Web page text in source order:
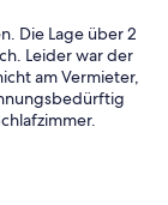
Die Lage über 2
Leider war der
am Vermieter,
gut.